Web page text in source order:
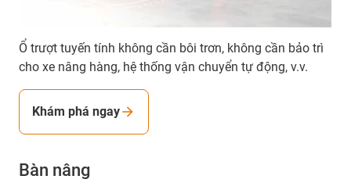
Ổ trượt tuyến tính không cần bôi trơn, không cần bảo trì
cho xe nâng hàng, hệ thống vận chuyển tự động, v.v.
Khám phá ngay
Bàn nâng